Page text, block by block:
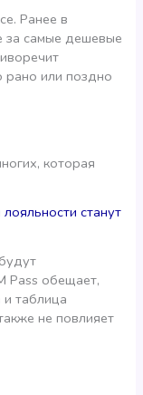
Ранее в
за самые дешевые
рано или поздно
которая
станут
Pass обещает,
таблица
не повлияет